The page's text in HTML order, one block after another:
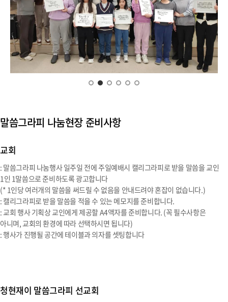
말씀그라피 나눔현장 준비사항
교회
: 말씀그라피 나눔행사 일주일 전에 주일예배시 캘리그라피로 받을 말씀을 교인
1인 1말씀으로 준비하도록 광고합니다
(* 1인당 여러개의 말씀을 써드릴 수 없음을 안내드려야 혼잡이 없습니다.)
: 캘리그라피로 받을 말씀을 적을 수 있는 메모지를 준비합니다.
: 교회 행사 기획상 교인에게 제공할 A4액자를 준비합니다. (꼭 필수사항은
아니며, 교회의 환경에 따라 선택하시면 됩니다)
: 행사가 진행될 공간에 테이블과 의자를 셋팅합니다
청현재이 말씀그라피 선교회